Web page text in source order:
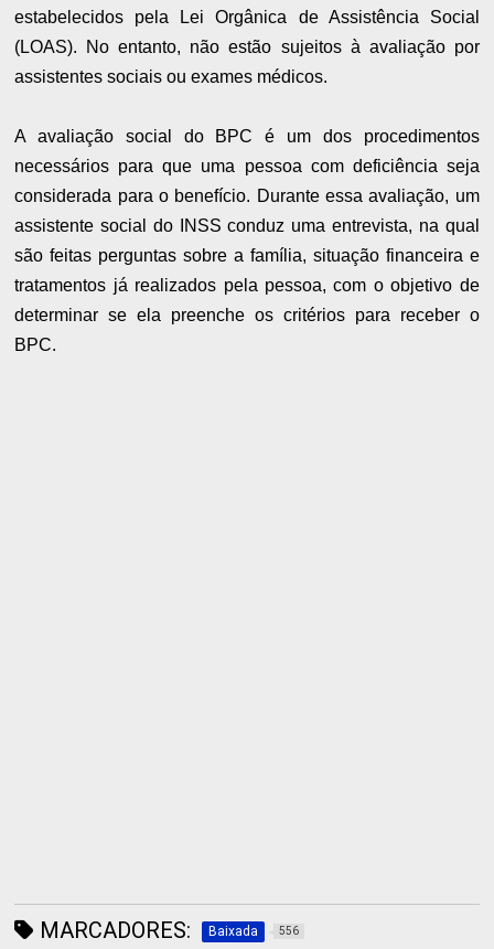
estabelecidos pela Lei Orgânica de Assistência Social
(LOAS). No entanto, não estão sujeitos à avaliação por
assistentes sociais ou exames médicos.
A avaliação social do BPC é um dos procedimentos
necessários para que uma pessoa com deficiência seja
considerada para o benefício. Durante essa avaliação, um
assistente social do INSS conduz uma entrevista, na qual
são feitas perguntas sobre a família, situação financeira e
tratamentos já realizados pela pessoa, com o objetivo de
determinar se ela preenche os critérios para receber o
BPC.
MARCADORES: Baixada 556